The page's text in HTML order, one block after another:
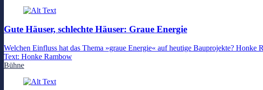
Gute Häuser, schlechte Häuser: Graue Energie
Welchen Einfluss hat das Thema »graue Energie« auf heutige Bauprojekte?
Text: Honke Rambow
Bühne